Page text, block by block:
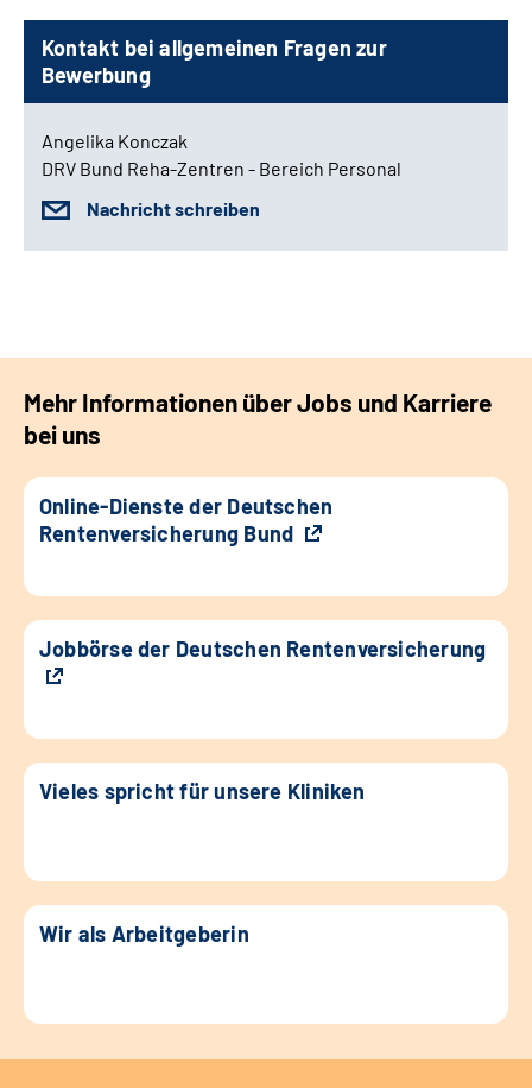
Kontakt bei allgemeinen Fragen zur
Bewerbung
Angelika Konczak
DRV Bund Reha-Zentren - Bereich Personal
Nachricht schreiben
Mehr Informationen über Jobs und Karriere
bei uns
Online-Dienste der Deutschen
Rentenversicherung Bund
Jobbörse der Deutschen Rentenversicherung
Vieles spricht für unsere Kliniken
Wir als Arbeitgeberin